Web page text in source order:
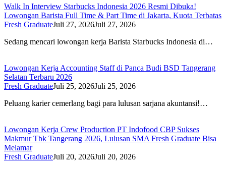
Walk In Interview Starbucks Indonesia 2026 Resmi Dibuka!
Lowongan Barista Full Time & Part Time di Jakarta, Kuota Terbatas
Fresh GraduateJuli 27, 2026Juli 27, 2026
Sedang mencari lowongan kerja Barista Starbucks Indonesia di…
Lowongan Kerja Accounting Staff di Panca Budi BSD Tangerang
Selatan Terbaru 2026
Fresh GraduateJuli 25, 2026Juli 25, 2026
Peluang karier cemerlang bagi para lulusan sarjana akuntansi!…
Lowongan Kerja Crew Production PT Indofood CBP Sukses
Makmur Tbk Tangerang 2026, Lulusan SMA Fresh Graduate Bisa
Melamar
Fresh GraduateJuli 20, 2026Juli 20, 2026